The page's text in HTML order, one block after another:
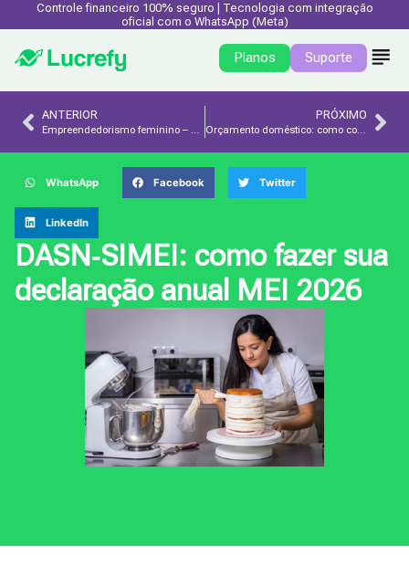
Controle financeiro 100% seguro | Tecnologia com integração
oficial com o WhatsApp (Meta)
Planos Suporte
ANTERIOR
Empreendedorismo feminino – Desafios e soluções
PRÓXIMO
Orçamento doméstico: como controlar gastos e organizar as finanças
WhatsApp Facebook Twitter
LinkedIn
DASN‑SIMEI: como fazer sua
declaração anual MEI 2026